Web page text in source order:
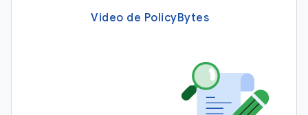
Video de PolicyBytes